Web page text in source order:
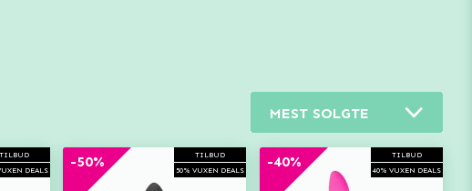
MEST SOLGTE
TILBUD
DEALS
TILBUD
50% VUXEN DEALS
-50%
TILBUD
40% VUXEN DEALS
-40%